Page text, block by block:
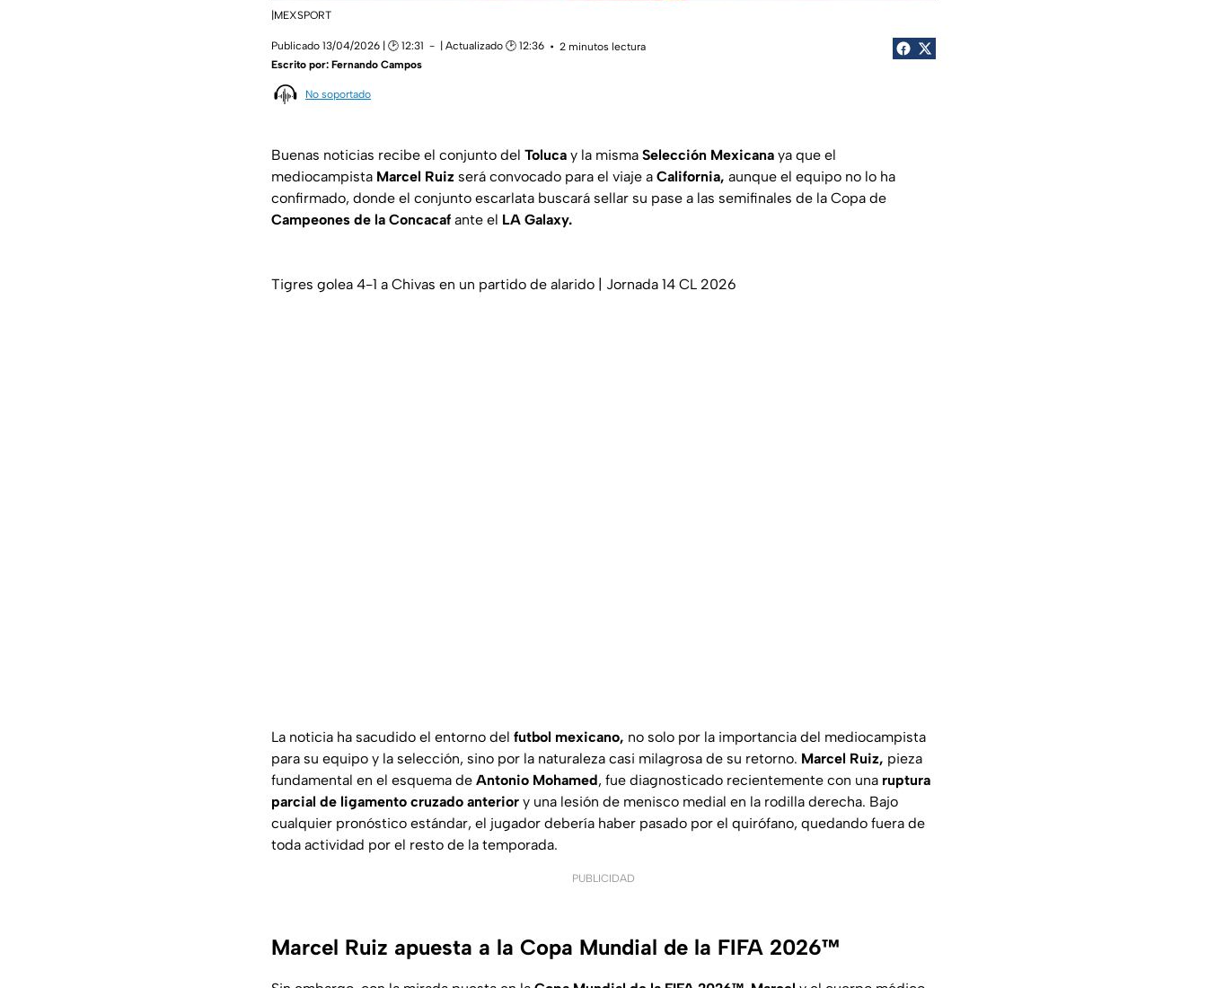
|MEXSPORT
Publicado 13/04/2026 | 🕑 12:31 | Actualizado 🕑 12:36
2 minutos lectura
Escrito por: Fernando Campos
No soportado
Buenas noticias recibe el conjunto del Toluca y la misma Selección Mexicana ya que el
mediocampista Marcel Ruiz será convocado para el viaje a California, aunque el equipo no lo ha
confirmado, donde el conjunto escarlata buscará sellar su pase a las semifinales de la Copa de
Campeones de la Concacaf ante el LA Galaxy.
Tigres golea 4-1 a Chivas en un partido de alarido | Jornada 14 CL 2026
La noticia ha sacudido el entorno del futbol mexicano, no solo por la importancia del mediocampista
para su equipo y la selección, sino por la naturaleza casi milagrosa de su retorno. Marcel Ruiz, pieza
fundamental en el esquema de Antonio Mohamed, fue diagnosticado recientemente con una ruptura
parcial de ligamento cruzado anterior y una lesión de menisco medial en la rodilla derecha. Bajo
cualquier pronóstico estándar, el jugador debería haber pasado por el quirófano, quedando fuera de
toda actividad por el resto de la temporada.
PUBLICIDAD
Marcel Ruiz apuesta a la Copa Mundial de la FIFA 2026™